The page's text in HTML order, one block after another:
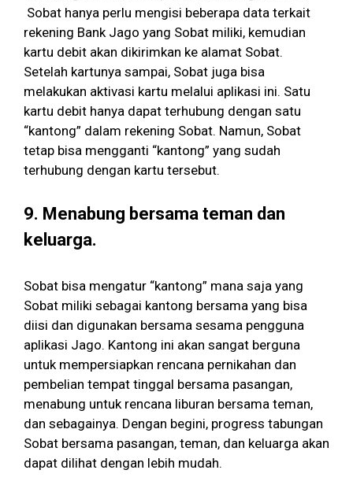
Sobat hanya perlu mengisi beberapa data terkait
rekening Bank Jago yang Sobat miliki, kemudian
kartu debit akan dikirimkan ke alamat Sobat.
Setelah kartunya sampai, Sobat juga bisa
melakukan aktivasi kartu melalui aplikasi ini. Satu
kartu debit hanya dapat terhubung dengan satu
“kantong” dalam rekening Sobat. Namun, Sobat
tetap bisa mengganti “kantong” yang sudah
terhubung dengan kartu tersebut.
9. Menabung bersama teman dan
keluarga.
Sobat bisa mengatur “kantong” mana saja yang
Sobat miliki sebagai kantong bersama yang bisa
diisi dan digunakan bersama sesama pengguna
aplikasi Jago. Kantong ini akan sangat berguna
untuk mempersiapkan rencana pernikahan dan
pembelian tempat tinggal bersama pasangan,
menabung untuk rencana liburan bersama teman,
dan sebagainya. Dengan begini, progress tabungan
Sobat bersama pasangan, teman, dan keluarga akan
dapat dilihat dengan lebih mudah.